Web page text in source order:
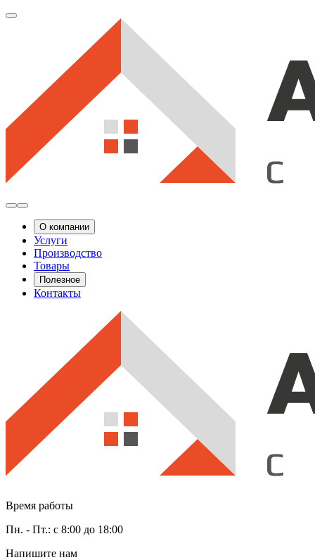
О компании
Услуги
Производство
Товары
Полезное
Контакты
Время работы
Пн. - Пт.: с 8:00 до 18:00
Напишите нам